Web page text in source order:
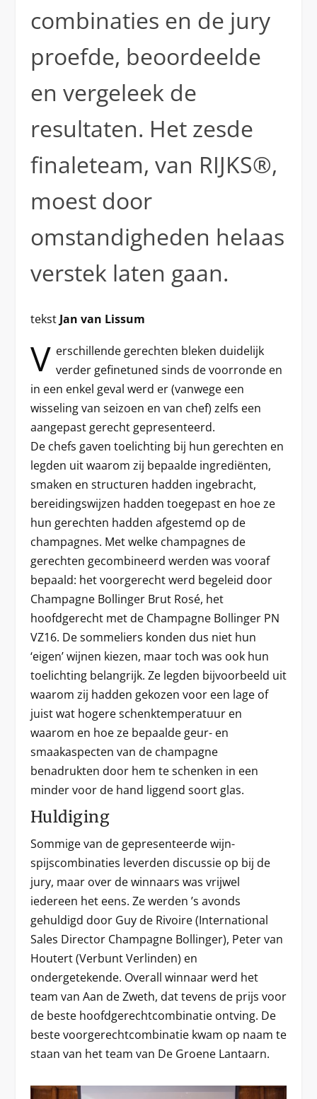
combinaties en de jury
proefde, beoordeelde
en vergeleek de
resultaten. Het zesde
finaleteam, van RIJKS®,
moest door
omstandigheden helaas
verstek laten gaan.
tekst Jan van Lissum
V erschillende gerechten bleken duidelijk
verder gefinetuned sinds de voorronde en
in een enkel geval werd er (vanwege een
wisseling van seizoen en van chef) zelfs een
aangepast gerecht gepresenteerd.
De chefs gaven toelichting bij hun gerechten en
legden uit waarom zij bepaalde ingrediënten,
smaken en structuren hadden ingebracht,
bereidingswijzen hadden toegepast en hoe ze
hun gerechten hadden afgestemd op de
champagnes. Met welke champagnes de
gerechten gecombineerd werden was vooraf
bepaald: het voorgerecht werd begeleid door
Champagne Bollinger Brut Rosé, het
hoofdgerecht met de Champagne Bollinger PN
VZ16. De sommeliers konden dus niet hun
‘eigen’ wijnen kiezen, maar toch was ook hun
toelichting belangrijk. Ze legden bijvoorbeeld uit
waarom zij hadden gekozen voor een lage of
juist wat hogere schenktemperatuur en
waarom en hoe ze bepaalde geur- en
smaakaspecten van de champagne
benadrukten door hem te schenken in een
minder voor de hand liggend soort glas.
Huldiging
Sommige van de gepresenteerde wijn-
spijscombinaties leverden discussie op bij de
jury, maar over de winnaars was vrijwel
iedereen het eens. Ze werden ’s avonds
gehuldigd door Guy de Rivoire (International
Sales Director Champagne Bollinger), Peter van
Houtert (Verbunt Verlinden) en
ondergetekende. Overall winnaar werd het
team van Aan de Zweth, dat tevens de prijs voor
de beste hoofdgerechtcombinatie ontving. De
beste voorgerechtcombinatie kwam op naam te
staan van het team van De Groene Lantaarn.